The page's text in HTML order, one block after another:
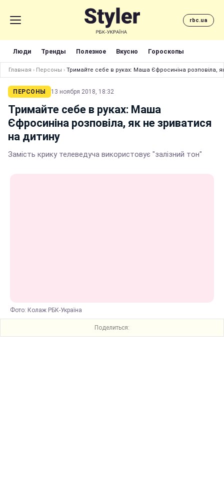
rbc.ua
Люди Тренды Полезное Вкусно Гороскопы
Главная › Персоны › Тримайте себе в руках: Маша Єфросиніна розповіла,
ПЕРСОНЫ 13 ноября 2018, 18:32
Тримайте себе в руках: Маша
Єфросиніна розповіла, як не зриватися
на дитину
Замість крику телеведуча використовує "залізний тон"
Фото: Колаж РБК-Україна
Поделиться: